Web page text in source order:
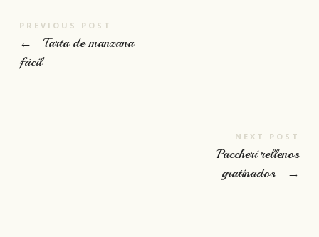
PREVIOUS POST
←
Tarta de manzana
fácil
NEXT POST
Paccheri rellenos
gratinados
→